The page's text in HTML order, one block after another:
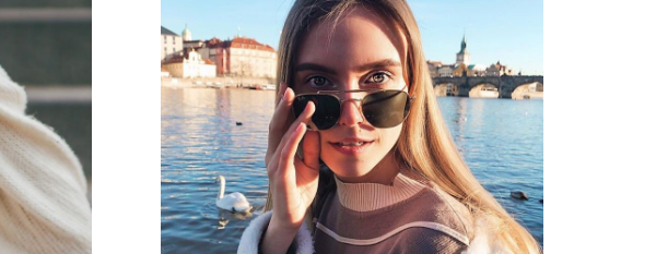
Γυαλιά Ηλίου Επώνυμες Μάρκες
Polaroid
Μόδα
P8339 KIH/LA 55
Ναι